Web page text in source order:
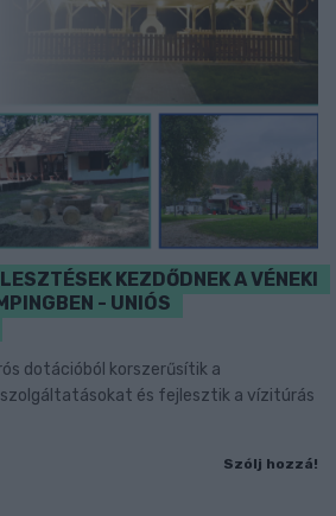
KEZDŐDNEK A VÉNEKI
- UNIÓS
dotációból korszerűsítik a
és fejlesztik a vízitúrás
Szólj hozzá!